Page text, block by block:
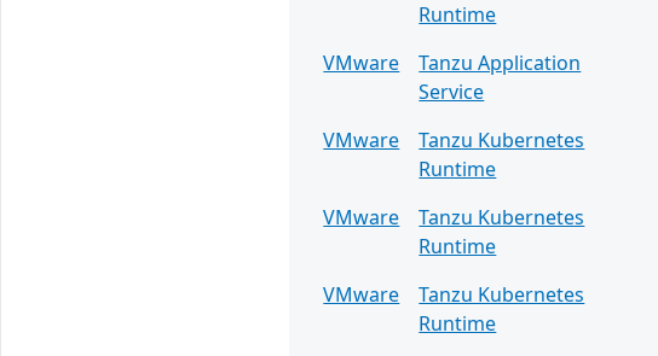
Runtime
VMware
Tanzu Application
Service
VMware
Tanzu Kubernetes
Runtime
VMware
Tanzu Kubernetes
Runtime
VMware
Tanzu Kubernetes
Runtime